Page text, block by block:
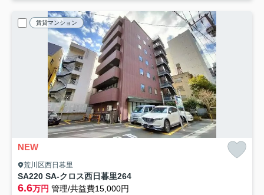
賃貸マンション
NEW
荒川区西日暮里
SA220 SA-クロス西日暮里264
6.6万円 管理/共益費15,000円